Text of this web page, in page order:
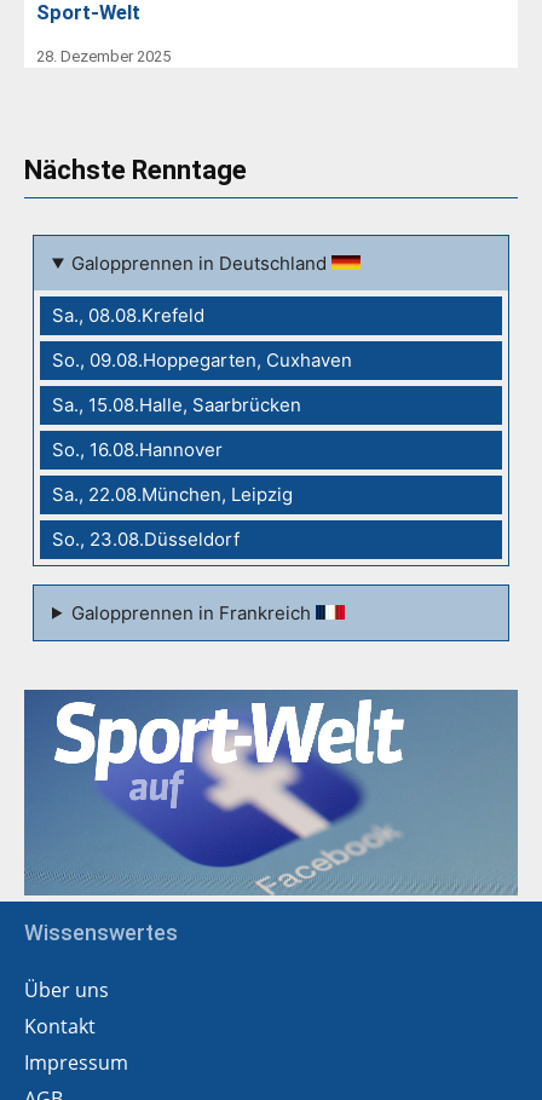
Sport-Welt
28. Dezember 2025
Nächste Renntage
Galopprennen in Deutschland
Sa., 08.08.Krefeld
So., 09.08.Hoppegarten, Cuxhaven
Sa., 15.08.Halle, Saarbrücken
So., 16.08.Hannover
Sa., 22.08.München, Leipzig
So., 23.08.Düsseldorf
Galopprennen in Frankreich
Wissenswertes
Über uns
Kontakt
Impressum